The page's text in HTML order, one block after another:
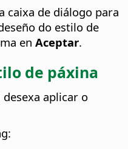
caixa de diálogo para
do estilo de
en Aceptar.
de páxina
aplicar o